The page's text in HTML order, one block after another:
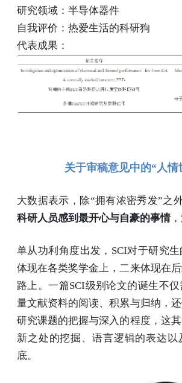
研究领域：半导体器件
自我评价：热爱生活的科研狗
代表成果：
关于审稿意见中的“人情
大数据表示，除“拥有浓密秀发”之
科研人员感到最开心与自豪的事情，
单从功利角度出发，SCI对于研究
体现在各类奖学金上，二来体现在
路上。一篇SCI级别论文的诞生不
量文献资料的阅读、积累与归纳，
研究课题的把握与深入的程度，这
新之处的挖掘、语言逻辑的表达以
底。